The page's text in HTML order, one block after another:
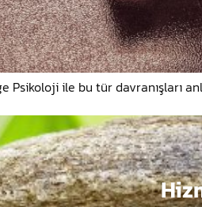
Psikoloji ile bu tür